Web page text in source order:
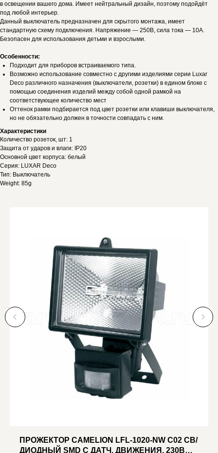
в освещении вашего дома. Имеет нейтральный дизайн, поэтому подойдёт
под любой интерьер.
Данный выключатель предназначен для скрытого монтажа, имеет
стандартную схему подключения. Напряжение — 250В, сила тока — 10А.
Безопасен для использования детьми и взрослыми.
Особенности:
Подходит для приборов встраиваемого типа.
Возможно использование совместно с другими изделиями серии Luxar
Deco различного назначения (выключатели, розетки) в едином блоке с
помощью соединения изделий между собой одной рамкой на
соответствующее количество мест
Оттенок рамки подбирается под цвет розетки или клавиши выключателя,
но не обязательно должен в точности совпадать с ним.
Характеристики
Количество розеток, шт: 1
Защита от ударов и влаги: IP20
Основной цвет корпуса: белый
Серия: LUXAR Deco
Тип: Выключатель
Weight: 85g
ПРОЖЕКТОР CAMELION LFL-1020-NW C02 СВ/
ДИОДНЫЙ SMD С ДАТЧ. ДВИЖЕНИЯ, 230В